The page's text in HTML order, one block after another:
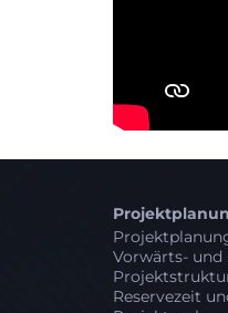
Vorwärts- und
Reservezeit